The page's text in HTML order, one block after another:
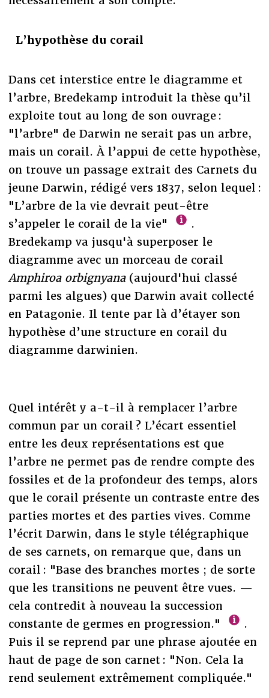
L’hypothèse du corail
Dans cet interstice entre le diagramme et
l’arbre, Bredekamp introduit la thèse qu’il
exploite tout au long de son ouvrage :
"l’arbre" de Darwin ne serait pas un arbre,
mais un corail. À l’appui de cette hypothèse,
on trouve un passage extrait des Carnets du
jeune Darwin, rédigé vers 1837, selon lequel :
"L’arbre de la vie devrait peut-être
s’appeler le corail de la vie"
.
Bredekamp va jusqu'à superposer le
diagramme avec un morceau de corail
Amphiroa orbignyana(aujourd'hui classé
parmi les algues) que Darwin avait collecté
en Patagonie. Il tente par là d’étayer son
hypothèse d’une structure en corail du
diagramme darwinien.
Quel intérêt y a-t-il à remplacer l’arbre
commun par un corail ? L’écart essentiel
entre les deux représentations est que
l’arbre ne permet pas de rendre compte des
fossiles et de la profondeur des temps, alors
que le corail présente un contraste entre des
parties mortes et des parties vives. Comme
l’écrit Darwin, dans le style télégraphique
de ses carnets, on remarque que, dans un
corail : "Base des branches mortes ; de sorte
que les transitions ne peuvent être vues. —
cela contredit à nouveau la succession
constante de germes en progression."
.
Puis il se reprend par une phrase ajoutée en
haut de page de son carnet : "Non. Cela la
rend seulement extrêmement compliquée."